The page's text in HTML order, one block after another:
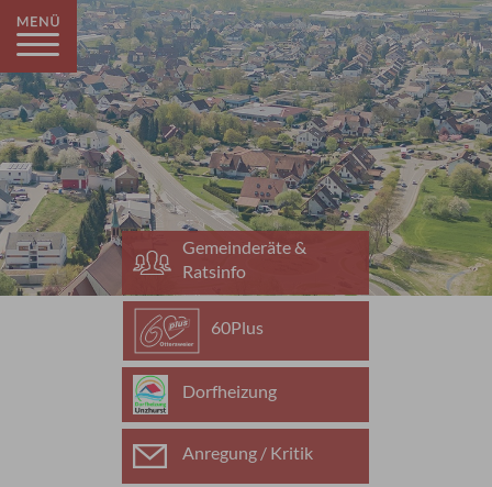
Gemeinderäte &
Ratsinfo
60Plus
Dorfheizung
Anregung / Kritik